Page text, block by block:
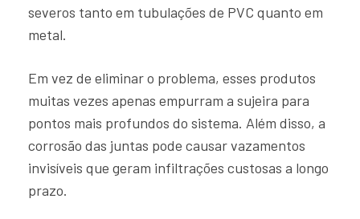
severos tanto em tubulações de PVC quanto em
metal.
Em vez de eliminar o problema, esses produtos
muitas vezes apenas empurram a sujeira para
pontos mais profundos do sistema. Além disso, a
corrosão das juntas pode causar vazamentos
invisíveis que geram infiltrações custosas a longo
prazo.